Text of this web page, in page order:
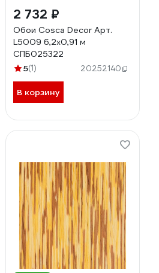
2 732 ₽
Обои Cosca Decor Арт.
L5009 6,2x0,91 м
СПБ025322
5(1) 20252140
В корзину